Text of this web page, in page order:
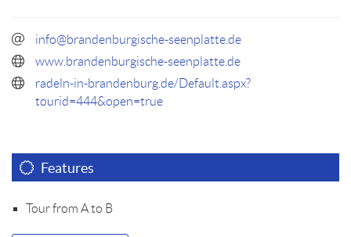
info@brandenburgische-seenplatte.de
www.brandenburgische-seenplatte.de
radeln-in-brandenburg.de/Default.aspx?
tourid=444&open=true
Features
Tour from A to B